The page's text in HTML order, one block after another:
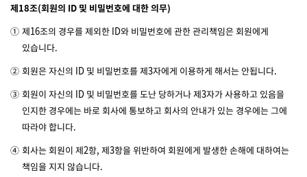
제18조(회원의 ID 및 비밀번호에 대한 의무)
① 제16조의 경우를 제외한 ID와 비밀번호에 관한 관리책임은 회원에게
있습니다.
② 회원은 자신의 ID 및 비밀번호를 제3자에게 이용하게 해서는 안됩니다.
③ 회원이 자신의 ID 및 비밀번호를 도난 당하거나 제3자가 사용하고 있음을
인지한 경우에는 바로 회사에 통보하고 회사의 안내가 있는 경우에는 그에
따라야 합니다.
④ 회사는 회원이 제2항, 제3항을 위반하여 회원에게 발생한 손해에 대하여는
책임을 지지 않습니다.